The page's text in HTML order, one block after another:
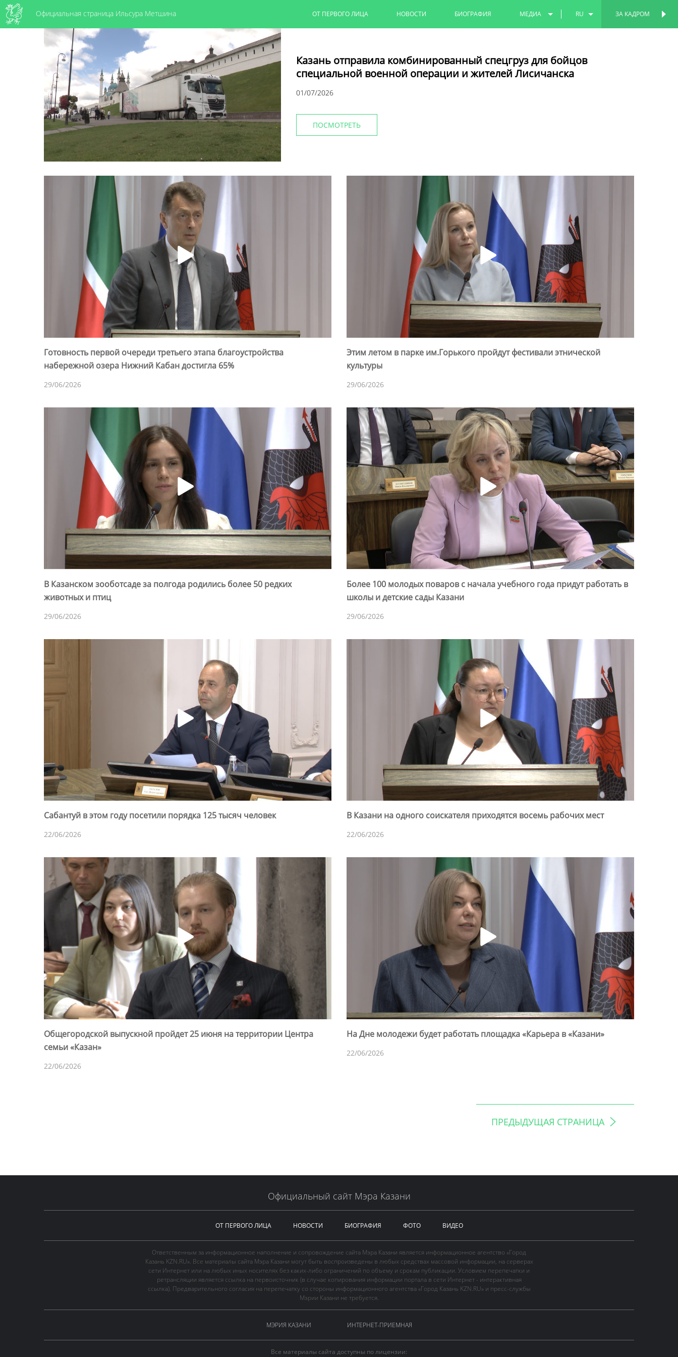
Официальная страница Ильсура Метшина ЗА КАДРОМ
ОТ ПЕРВОГО ЛИЦА НОВОСТИ БИОГРАФИЯ МЕДИА
ВИДЕО
RU
Казань отправила комбинированный спецгруз для бойцов
специальной военной операции и жителей Лисичанска
01/07/2026
ПОСМОТРЕТЬ
Готовность первой очереди третьего этапа благоустройства
набережной озера Нижний Кабан достигла 65%
29/06/2026
Этим летом в парке им.Горького пройдут фестивали этнической
культуры
29/06/2026
В Казанском зооботсаде за полгода родились более 50 редких
животных и птиц
29/06/2026
Более 100 молодых поваров с начала учебного года придут работать в
школы и детские сады Казани
29/06/2026
Сабантуй в этом году посетили порядка 125 тысяч человек
22/06/2026
В Казани на одного соискателя приходятся восемь рабочих мест
22/06/2026
Общегородской выпускной пройдет 25 июня на территории Центра
семьи «Казан»
22/06/2026
На Дне молодежи будет работать площадка «Карьера в «Казани»
22/06/2026
ПРЕДЫДУЩАЯ СТРАНИЦА
Официальный сайт Мэра Казани
ОТ ПЕРВОГО ЛИЦА НОВОСТИ БИОГРАФИЯ ФОТО ВИДЕО
Ответственным за информационное наполнение и сопровождение сайта Мэра Казани является информационное агентство «Город
Казань KZN.RU». Все материалы сайта Мэра Казани могут быть воспроизведены в любых средствах массовой информации, на серверах
сети Интернет или на любых иных носителях без каких-либо ограничений по объему и срокам публикации. Условием перепечатки и
ретрансляции является ссылка на первоисточник (в случае копирования информации портала в сети Интернет - интерактивная
ссылка). Предварительного согласия на перепечатку со стороны информационного агентства «Город Казань KZN.RU» и пресс-службы
Мэрии Казани не требуется.
МЭРИЯ КАЗАНИ ИНТЕРНЕТ-ПРИЕМНАЯ
Все материалы сайта доступны по лицензии:
ПЕРСОНАЛЬНАЯ